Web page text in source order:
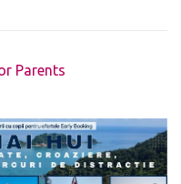
not exist.